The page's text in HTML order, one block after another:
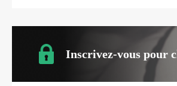
Inscrivez-vous pour